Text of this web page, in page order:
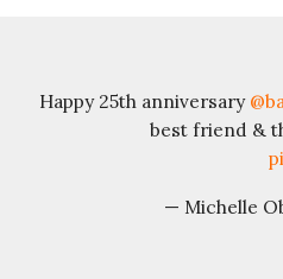
Happy 25th anniversary
best friend &
— Michelle